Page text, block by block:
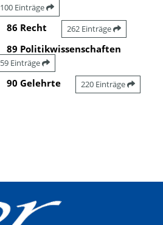
100 Einträge
86 Recht 262 Einträge
89 Politikwissenschaften
59 Einträge
90 Gelehrte 220 Einträge